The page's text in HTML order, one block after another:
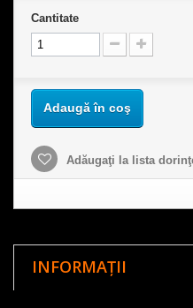
Cantitate
Adaugă în coş
Adăugaţi la lista
INFORMAȚII